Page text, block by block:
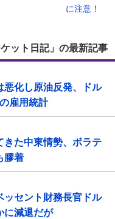
に注意！
ット日記」の最新記事
悪化し原油反発、ドル
雇用統計
きた中東情勢、ボラテ
膠着
ッセント財務長官ドル
に減退だが